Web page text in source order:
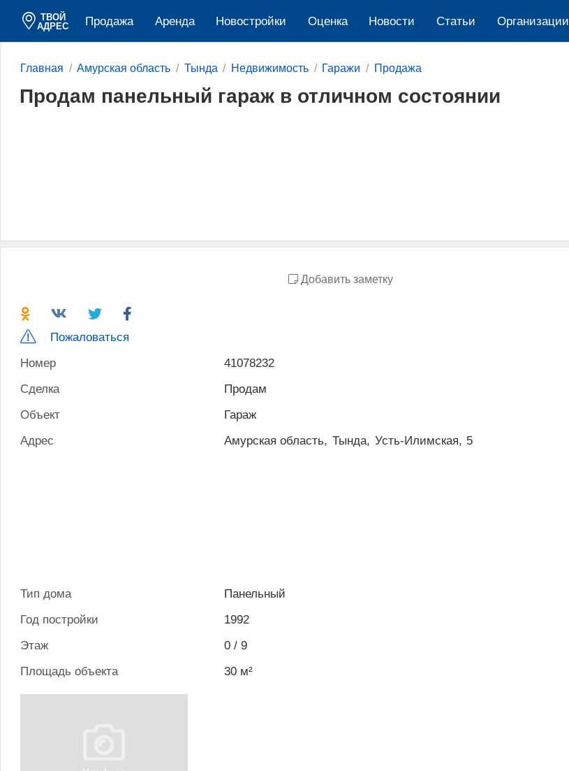
ТВОЙ
АДРЕС
Продажа Аренда Новостройки Оценка Новости Cтатьи Организации
Главная Амурская область Тында Недвижимость Гаражи Продажа
Продам панельный гараж в отличном состоянии
Добавить заметку
Пожаловаться
Номер
41078232
Сделка
Продам
Объект
Гараж
Адрес
Амурская область, Тында, Усть-Илимская, 5
Тип дома
Панельный
Год постройки
1992
Этаж
0 / 9
Площадь объекта
30 м²